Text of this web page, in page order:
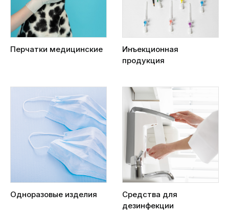
Перчатки медицинские
Инъекционная
продукция
Одноразовые изделия
Средства для
дезинфекции